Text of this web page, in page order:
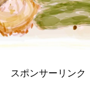
スポンサーリンク